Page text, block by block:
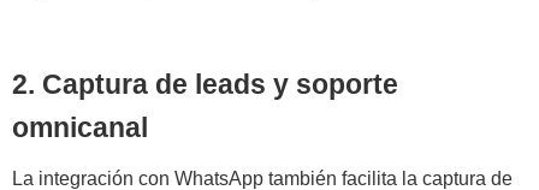
2. Captura de leads y soporte
omnicanal
La integración con WhatsApp también facilita la captura de